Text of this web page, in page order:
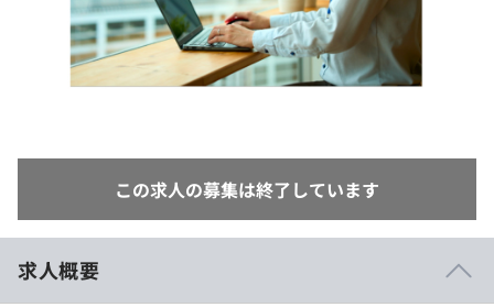
個人向けプラン
法人向けプラン
この求人の募集は終了しています
求人概要